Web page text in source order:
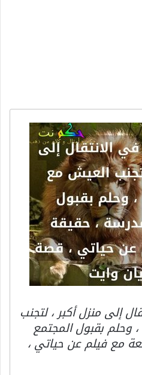
إلى منزل أكبر ، لتجنب
وحلم بقبول المجتمع
مع فيلم عن حياتي ،